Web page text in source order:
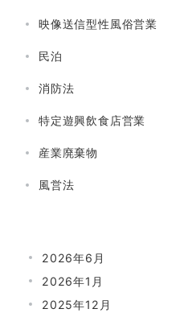
映像送信型性風俗営業
民泊
消防法
特定遊興飲食店営業
産業廃棄物
風営法
2026年6月
2026年1月
2025年12月